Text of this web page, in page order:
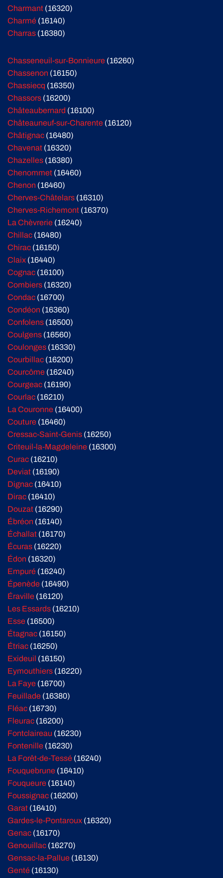
Charmant (16320)
Charmé (16140)
Charras (16380)
Chasseneuil-sur-Bonnieure (16260)
Chassenon (16150)
Chassiecq (16350)
Chassors (16200)
Châteaubernard (16100)
Châteauneuf-sur-Charente (16120)
Châtignac (16480)
Chavenat (16320)
Chazelles (16380)
Chenommet (16460)
Chenon (16460)
Cherves-Châtelars (16310)
Cherves-Richemont (16370)
La Chèvrerie (16240)
Chillac (16480)
Chirac (16150)
Claix (16440)
Cognac (16100)
Combiers (16320)
Condac (16700)
Condéon (16360)
Confolens (16500)
Coulgens (16560)
Coulonges (16330)
Courbillac (16200)
Courcôme (16240)
Courgeac (16190)
Courlac (16210)
La Couronne (16400)
Couture (16460)
Cressac-Saint-Genis (16250)
Criteuil-la-Magdeleine (16300)
Curac (16210)
Deviat (16190)
Dignac (16410)
Dirac (16410)
Douzat (16290)
Ébréon (16140)
Échallat (16170)
Écuras (16220)
Édon (16320)
Empuré (16240)
Épenède (16490)
Éraville (16120)
Les Essards (16210)
Esse (16500)
Étagnac (16150)
Étriac (16250)
Exideuil (16150)
Eymouthiers (16220)
La Faye (16700)
Feuillade (16380)
Fléac (16730)
Fleurac (16200)
Fontclaireau (16230)
Fontenille (16230)
La Forêt-de-Tessé (16240)
Fouquebrune (16410)
Fouqueure (16140)
Foussignac (16200)
Garat (16410)
Gardes-le-Pontaroux (16320)
Genac (16170)
Genouillac (16270)
Gensac-la-Pallue (16130)
Genté (16130)